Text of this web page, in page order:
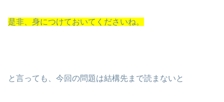
是非、身につけておいてくださいね。
と言っても、今回の問題は結構先まで読まないと